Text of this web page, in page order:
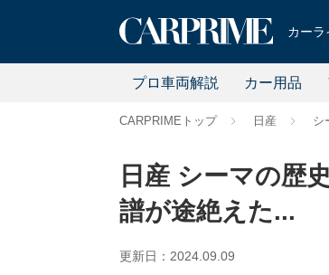
カー
プロ車両解説 カー用品
CARPRIMEトップ 日産 シ
日産 シーマの歴
譜が途絶えた...
更新日：2024.09.09